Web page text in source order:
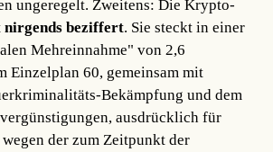
ungeregelt. Zweitens: Die Krypto-
nirgends beziffert. Sie steckt in einer
Mehreinnahme" von 2,6
Einzelplan 60, gemeinsam mit
Bekämpfung und dem
ausdrücklich für
der zum Zeitpunkt der